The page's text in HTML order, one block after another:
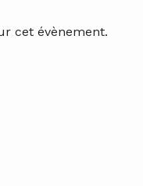
cet évènement.